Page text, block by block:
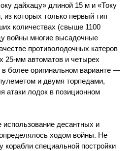
дайхацу» длиной 15 м и «Току
которых только первый тип
количествах (свыше 1100
войны многие высадочные
противолодочных катеров
25-мм автоматов и четырех
более оригинальном варианте —
и двумя торпедами,
атаки лодок в позиционном
использование десантных и
ходом войны. Не
корабли специальной постройки